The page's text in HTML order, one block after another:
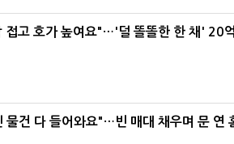
접고 호가 높여요"…'덜 똘똘한 한 채' 20억
건 다 들어와요"…빈 매대 채우며 문 연